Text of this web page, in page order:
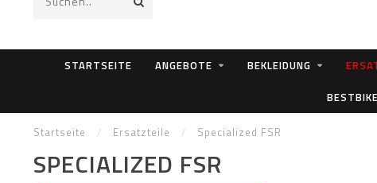
STARTSEITE ANGEBOTE BEKLEIDUNG
Startseite / Ersatzteile / Specialized FSR
SPECIALIZED FSR